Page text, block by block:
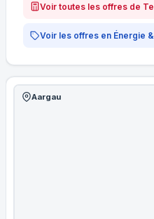
Voir toutes les offres de
Voir les offres en Énergie
Aargau